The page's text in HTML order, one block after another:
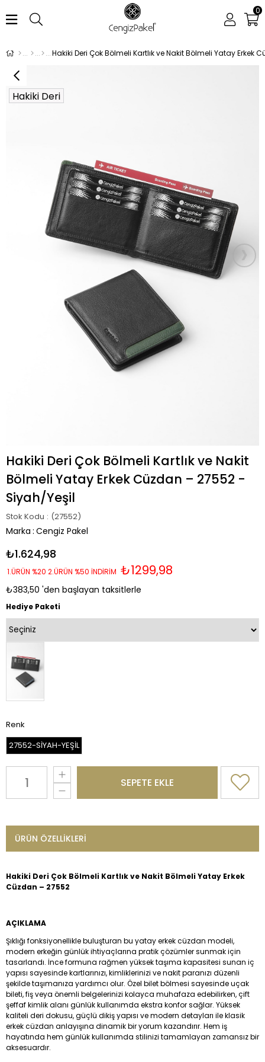
0
›
Hakiki Deri
Hakiki Deri Çok Bölmeli Kartlık ve Nakit
Bölmeli Yatay Erkek Cüzdan – 27552 -
Siyah/Yeşil
Stok Kodu (27552)
Marka : Cengiz Pakel
₺1.624,98
1.ÜRÜN %20 2.ÜRÜN %50 İNDİRİM ₺1299,98
₺383,50 'den başlayan taksitlerle
Hediye Paketi
Renk
27552-SİYAH-YEŞİL
ÜRÜN ÖZELLIKLERI
Hakiki Deri Çok Bölmeli Kartlık ve Nakit Bölmeli Yatay Erkek
Cüzdan – 27552
AÇIKLAMA
Şıklığı fonksiyonellikle buluşturan bu yatay erkek cüzdan modeli,
modern erkeğin günlük ihtiyaçlarına pratik çözümler sunmak için
tasarlandı. İnce formuna rağmen yüksek taşıma kapasitesi sunan iç
yapısı sayesinde kartlarınızı, kimliklerinizi ve nakit paranızı düzenli
şekilde taşımanıza yardımcı olur. Özel bilet bölmesi sayesinde uçak
bileti, fiş veya önemli belgelerinizi kolayca muhafaza edebilirken, çift
şeffaf kimlik alanı günlük kullanımda ekstra konfor sağlar. Yüksek
kaliteli deri dokusu, güçlü dikiş yapısı ve modern detayları ile klasik
erkek cüzdan anlayışına dinamik bir yorum kazandırır. Hem iş
hayatında hem günlük kullanımda stilinizi tamamlayan zamansız bir
aksesuardır.